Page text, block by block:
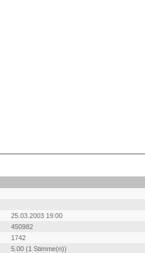
25.03.2003 19:00
450982
1742
5.00 (1 Stimme(n))